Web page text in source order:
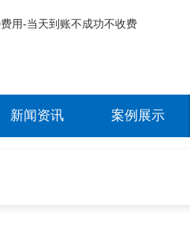
新闻资讯 案例展示